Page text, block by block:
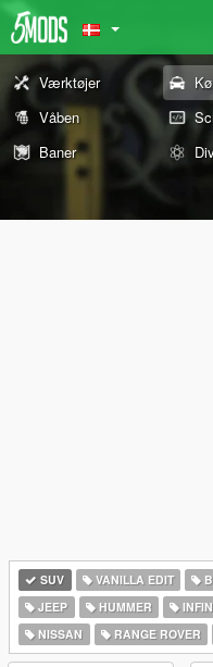
Værktøjer
Våben
Baner
SUV VANILLA EDIT
JEEP
HUMMER
NISSAN
RANGE ROVER